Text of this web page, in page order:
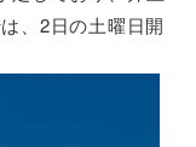
、2日の土曜日開